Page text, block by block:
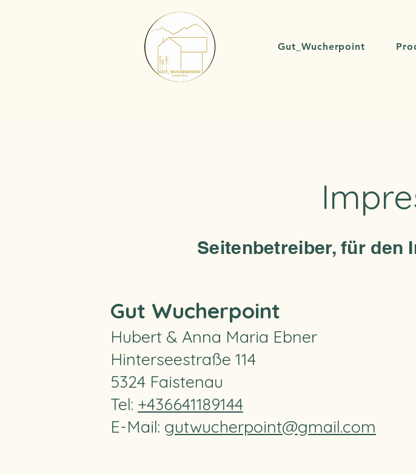
Gut_Wucherpoint
Seitenbetreiber, für den
Gut Wucherpoint
Hubert & Anna Maria Ebner
Hinterseestraße 114
5324 Faistenau
Tel: +436641189144
E-Mail: gutwucherpoint@gmail.com